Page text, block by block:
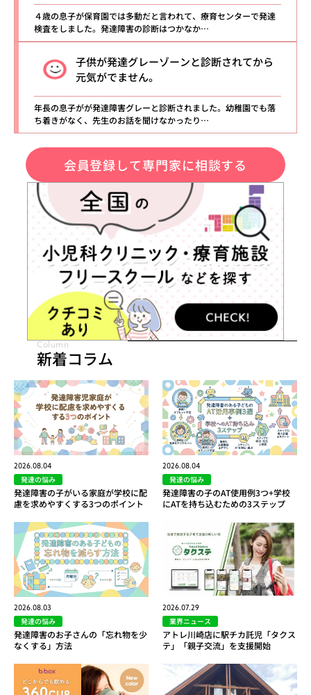
４歳の息子が保育園では多動だと言われて、療育センターで発達
検査をしました。発達障害の診断はつかなか…
子供が発達グレーゾーンと診断されてから
元気がでません。
年長の息子がが発達障害グレーと診断されました。幼稚園でも落
ち着きがなく、先生のお話を聞けなかったり…
会員登録して専門家に相談する
Column
新着コラム
2026.08.04
発達の悩み
発達障害の子がいる家庭が学校に配
慮を求めやすくする3つのポイント
2026.08.04
発達の悩み
発達障害の子のAT使用例3つ+学校
にATを持ち込むための3ステップ
2026.08.03
発達の悩み
発達障害のお子さんの「忘れ物を少
なくする」方法
2026.07.29
業界ニュース
アトレ川崎店に駅チカ託児「タクス
テ」「親子交流」を支援開始